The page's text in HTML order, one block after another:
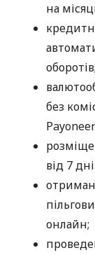
на
оборотів;
без
від 7
онлайн;